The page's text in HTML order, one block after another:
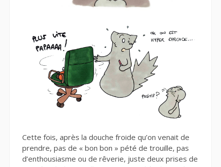
Cette fois, après la douche froide qu’on venait de
prendre, pas de « bon bon » pété de trouille, pas
d’enthousiasme ou de rêverie, juste deux prises de